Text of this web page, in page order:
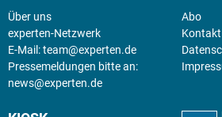
Über uns
experten-Netzwerk
E-Mail:team@experten.de
Pressemeldungen bitte an:
news@experten.de
Abo
Kontakt